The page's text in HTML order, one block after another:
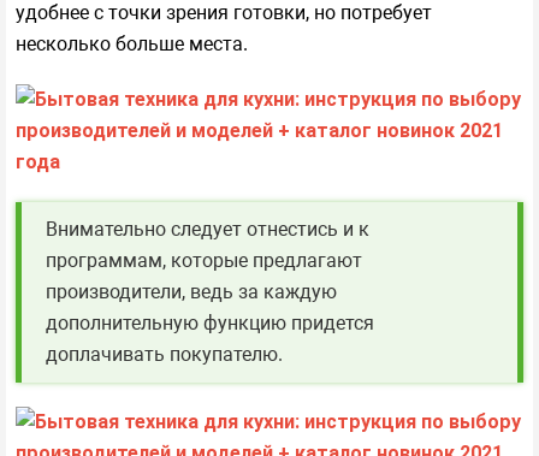
удобнее с точки зрения готовки, но потребует
несколько больше места.
Внимательно следует отнестись и к
программам, которые предлагают
производители, ведь за каждую
дополнительную функцию придется
доплачивать покупателю.